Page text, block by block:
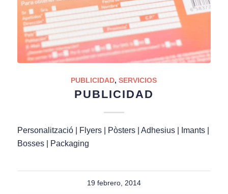
PUBLICIDAD,SERVICIOS
PUBLICIDAD
Personalització | Flyers | Pòsters | Adhesius | Imants |
Bosses | Packaging
19 febrero, 2014